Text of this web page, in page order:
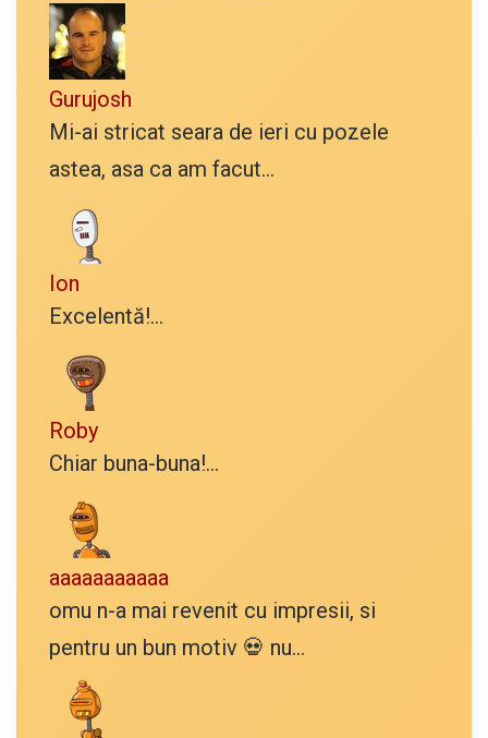
Gurujosh
Mi-ai stricat seara de ieri cu pozele
astea, asa ca am facut...
Ion
Excelentă!...
Roby
Chiar buna-buna!...
aaaaaaaaaaa
omu n-a mai revenit cu impresii, si
pentru un bun motiv 💀 nu...